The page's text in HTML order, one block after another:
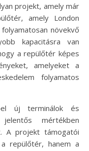
projekt, amely már
amely London
növekvő
kapacitásra van
a repülőtér képes
amelyeket a
folyamatos
új terminálok és
mértékben
A projekt támogatói
repülőtér, hanem a